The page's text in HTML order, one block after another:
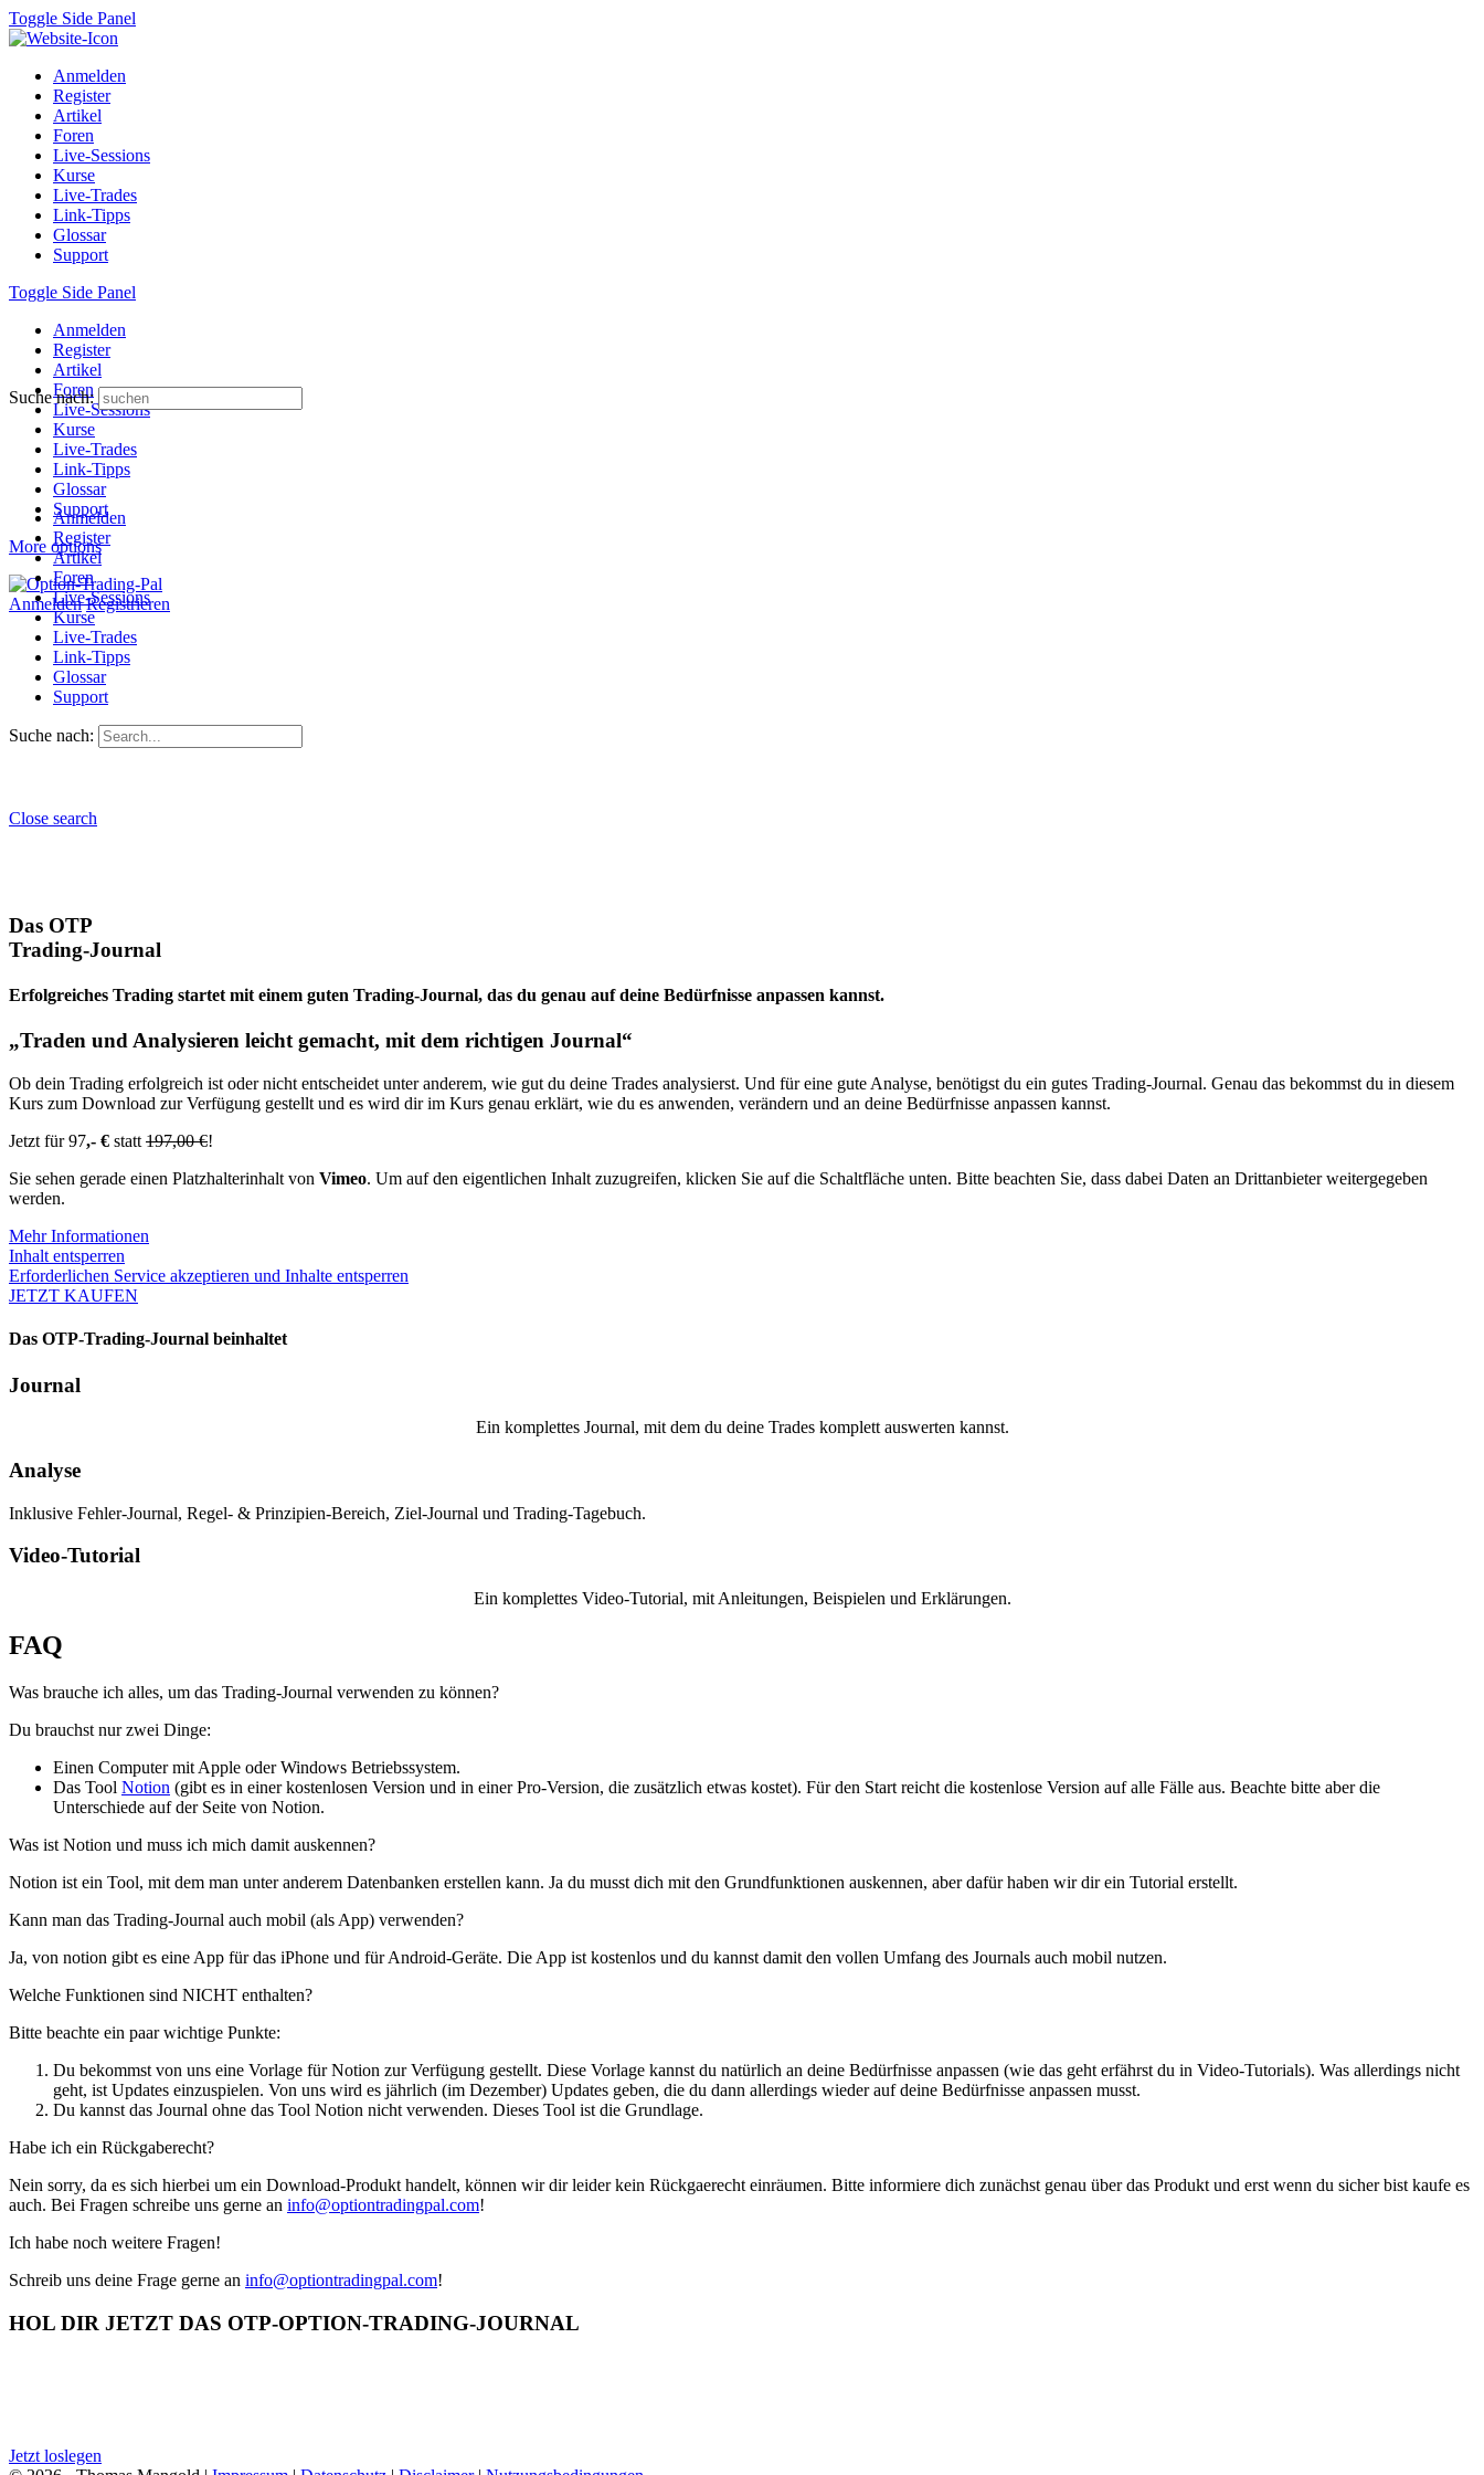
Toggle Side Panel
Anmelden
Register
Artikel
Foren
Live-Sessions
Kurse
Live-Trades
Link-Tipps
Glossar
Support
Toggle Side Panel
Anmelden
Register
Artikel
Foren
Live-Sessions
Kurse
Live-Trades
Link-Tipps
Glossar
Support
More options
Anmelden Registrieren
Suche nach:
Anmelden
Register
Artikel
Foren
Live-Sessions
Kurse
Live-Trades
Link-Tipps
Glossar
Support
Suche nach:
Close search
Das OTP
Trading-Journal
Erfolgreiches Trading startet mit einem guten Trading-Journal, das du genau auf deine Bedürfnisse anpassen kannst.
„Traden und Analysieren leicht gemacht, mit dem richtigen Journal“
Ob dein Trading erfolgreich ist oder nicht entscheidet unter anderem, wie gut du deine Trades analysierst. Und für eine gute Analyse, benötigst du ein gutes Trading-Journal. Genau das bekommst du in diesem
Kurs zum Download zur Verfügung gestellt und es wird dir im Kurs genau erklärt, wie du es anwenden, verändern und an deine Bedürfnisse anpassen kannst.
Jetzt für 97,- € statt 197,00 €!
Sie sehen gerade einen Platzhalterinhalt von Vimeo. Um auf den eigentlichen Inhalt zuzugreifen, klicken Sie auf die Schaltfläche unten. Bitte beachten Sie, dass dabei Daten an Drittanbieter weitergegeben
werden.
Mehr Informationen
Inhalt entsperren
Erforderlichen Service akzeptieren und Inhalte entsperren
JETZT KAUFEN
Das OTP-Trading-Journal beinhaltet
Journal
Ein komplettes Journal, mit dem du deine Trades komplett auswerten kannst.
Analyse
Inklusive Fehler-Journal, Regel- & Prinzipien-Bereich, Ziel-Journal und Trading-Tagebuch.
Video-Tutorial
Ein komplettes Video-Tutorial, mit Anleitungen, Beispielen und Erklärungen.
FAQ
Was brauche ich alles, um das Trading-Journal verwenden zu können?
Du brauchst nur zwei Dinge:
Einen Computer mit Apple oder Windows Betriebssystem.
Das Tool Notion (gibt es in einer kostenlosen Version und in einer Pro-Version, die zusätzlich etwas kostet). Für den Start reicht die kostenlose Version auf alle Fälle aus. Beachte bitte aber die
Unterschiede auf der Seite von Notion.
Was ist Notion und muss ich mich damit auskennen?
Notion ist ein Tool, mit dem man unter anderem Datenbanken erstellen kann. Ja du musst dich mit den Grundfunktionen auskennen, aber dafür haben wir dir ein Tutorial erstellt.
Kann man das Trading-Journal auch mobil (als App) verwenden?
Ja, von notion gibt es eine App für das iPhone und für Android-Geräte. Die App ist kostenlos und du kannst damit den vollen Umfang des Journals auch mobil nutzen.
Welche Funktionen sind NICHT enthalten?
Bitte beachte ein paar wichtige Punkte:
Du bekommst von uns eine Vorlage für Notion zur Verfügung gestellt. Diese Vorlage kannst du natürlich an deine Bedürfnisse anpassen (wie das geht erfährst du in Video-Tutorials). Was allerdings nicht
geht, ist Updates einzuspielen. Von uns wird es jährlich (im Dezember) Updates geben, die du dann allerdings wieder auf deine Bedürfnisse anpassen musst.
Du kannst das Journal ohne das Tool Notion nicht verwenden. Dieses Tool ist die Grundlage.
Habe ich ein Rückgaberecht?
Nein sorry, da es sich hierbei um ein Download-Produkt handelt, können wir dir leider kein Rückgaerecht einräumen. Bitte informiere dich zunächst genau über das Produkt und erst wenn du sicher bist kaufe es
auch. Bei Fragen schreibe uns gerne an info@optiontradingpal.com!
Ich habe noch weitere Fragen!
Schreib uns deine Frage gerne an info@optiontradingpal.com!
HOL DIR JETZT DAS OTP-OPTION-TRADING-JOURNAL
Jetzt loslegen